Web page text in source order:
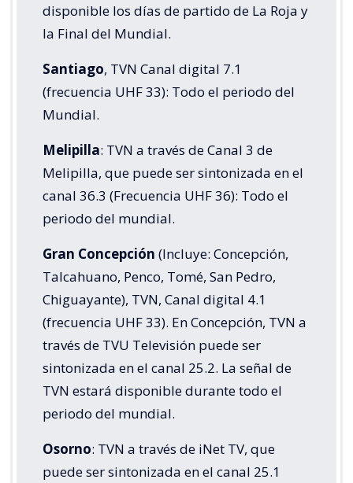
disponible los días de partido de La Roja y
la Final del Mundial.
Santiago, TVN Canal digital 7.1
(frecuencia UHF 33): Todo el periodo del
Mundial.
Melipilla: TVN a través de Canal 3 de
Melipilla, que puede ser sintonizada en el
canal 36.3 (Frecuencia UHF 36): Todo el
periodo del mundial.
Gran Concepción (Incluye: Concepción,
Talcahuano, Penco, Tomé, San Pedro,
Chiguayante), TVN, Canal digital 4.1
(frecuencia UHF 33). En Concepción, TVN a
través de TVU Televisión puede ser
sintonizada en el canal 25.2. La señal de
TVN estará disponible durante todo el
periodo del mundial.
Osorno: TVN a través de iNet TV, que
puede ser sintonizada en el canal 25.1